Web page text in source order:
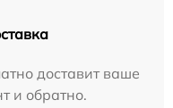
доставит ваше
и обратно.